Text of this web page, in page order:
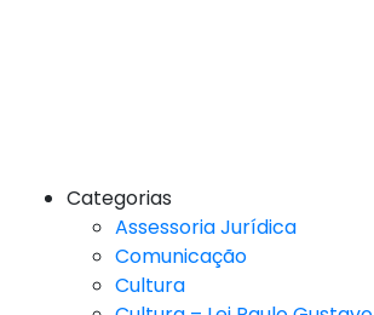
Categorias
Assessoria Jurídica
Comunicação
Cultura